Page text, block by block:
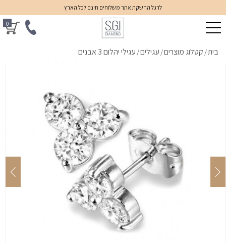
לרגל ההשקת אתר משלוחים חינם לכל הארץ
0
בית/ קטלוג מוצרים/ עגילים/ עגילי יהלום 3 אבנים